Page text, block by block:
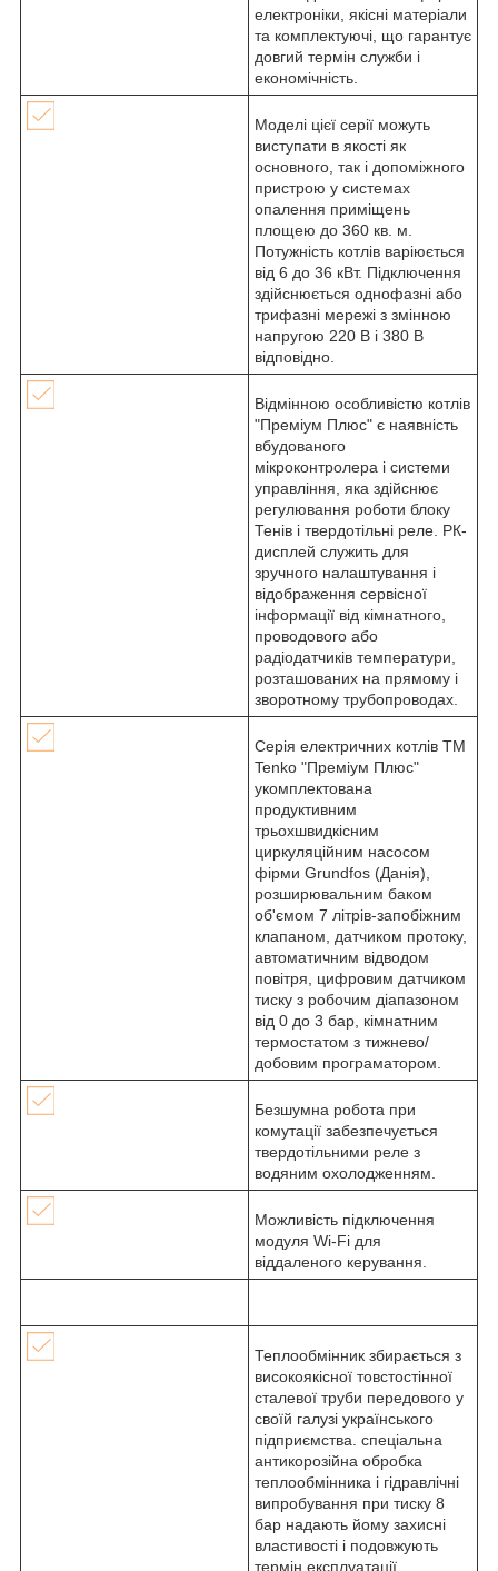
електроніки, якісні матеріали
та комплектуючі, що гарантує
довгий термін служби і
економічність.
Моделі цієї серії можуть
виступати в якості як
основного, так і допоміжного
пристрою у системах
опалення приміщень
площею до 360 кв. м.
Потужність котлів варіюється
від 6 до 36 кВт. Підключення
здійснюється однофазні або
трифазні мережі з змінною
напругою 220 В і 380 В
відповідно.
Відмінною особливістю котлів
"Преміум Плюс" є наявність
вбудованого
мікроконтролера і системи
управління, яка здійснює
регулювання роботи блоку
Тенів і твердотільні реле. РК-
дисплей служить для
зручного налаштування і
відображення сервісної
інформації від кімнатного,
проводового або
радіодатчиків температури,
розташованих на прямому і
зворотному трубопроводах.
Серія електричних котлів TM
Tenko "Преміум Плюс"
укомплектована
продуктивним
трьохшвидкісним
циркуляційним насосом
фірми Grundfos (Данія),
розширювальним баком
об'ємом 7 літрів-запобіжним
клапаном, датчиком протоку,
автоматичним відводом
повітря, цифровим датчиком
тиску з робочим діапазоном
від 0 до 3 бар, кімнатним
термостатом з тижнево/
добовим програматором.
Безшумна робота при
комутації забезпечується
твердотільними реле з
водяним охолодженням.
Можливість підключення
модуля Wi-Fi для
віддаленого керування.
Теплообмінник збирається з
високоякісної товстостінної
сталевої труби передового у
своїй галузі українського
підприємства. спеціальна
антикорозійна обробка
теплообмінника і гідравлічні
випробування при тиску 8
бар надають йому захисні
властивості і подовжують
термін експлуатації.